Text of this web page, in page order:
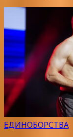
ЕДИНОБОРСТВА